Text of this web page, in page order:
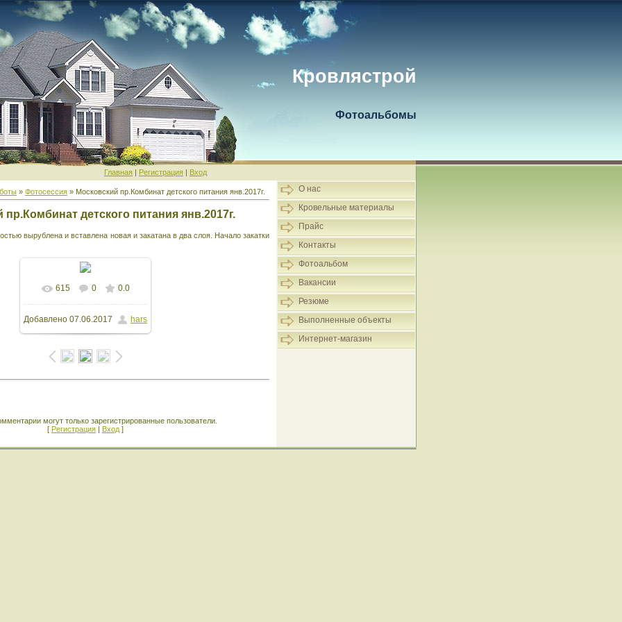
Кровлястрой
Фотоальбомы
Главная | Регистрация | Вход
» Фотосессия » Московский пр.Комбинат детского питания янв.2017г.
пр.Комбинат детского питания янв.2017г.
вырублена и вставлена новая и закатана в два слоя. Начало закатки
615 0 0.0
Добавлено 07.06.2017 hars
могут только зарегистрированные пользователи.
[ Регистрация | Вход ]
О нас
Кровельные материалы
Прайс
Контакты
Фотоальбом
Вакансии
Резюме
Выполненные объекты
Интернет-магазин